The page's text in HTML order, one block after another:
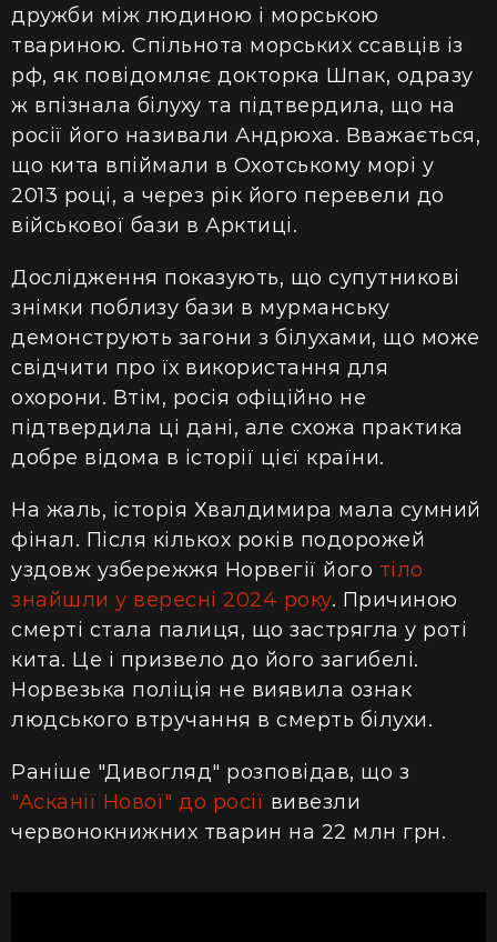
дружби між людиною і морською
твариною. Спільнота морських ссавців із
рф, як повідомляє докторка Шпак, одразу
ж впізнала білуху та підтвердила, що на
росії його називали Андрюха. Вважається,
що кита впіймали в Охотському морі у
2013 році, а через рік його перевели до
військової бази в Арктиці.
Дослідження показують, що супутникові
знімки поблизу бази в мурманську
демонструють загони з білухами, що може
свідчити про їх використання для
охорони. Втім, росія офіційно не
підтвердила ці дані, але схожа практика
добре відома в історії цієї країни.
На жаль, історія Хвалдимира мала сумний
фінал. Після кількох років подорожей
уздовж узбережжя Норвегії його тіло
знайшли у вересні 2024 року. Причиною
смерті стала палиця, що застрягла у роті
кита. Це і призвело до його загибелі.
Норвезька поліція не виявила ознак
людського втручання в смерть білухи.
Раніше "Дивогляд" розповідав, що з
"Асканії Нової" до росії вивезли
червонокнижних тварин на 22 млн грн.